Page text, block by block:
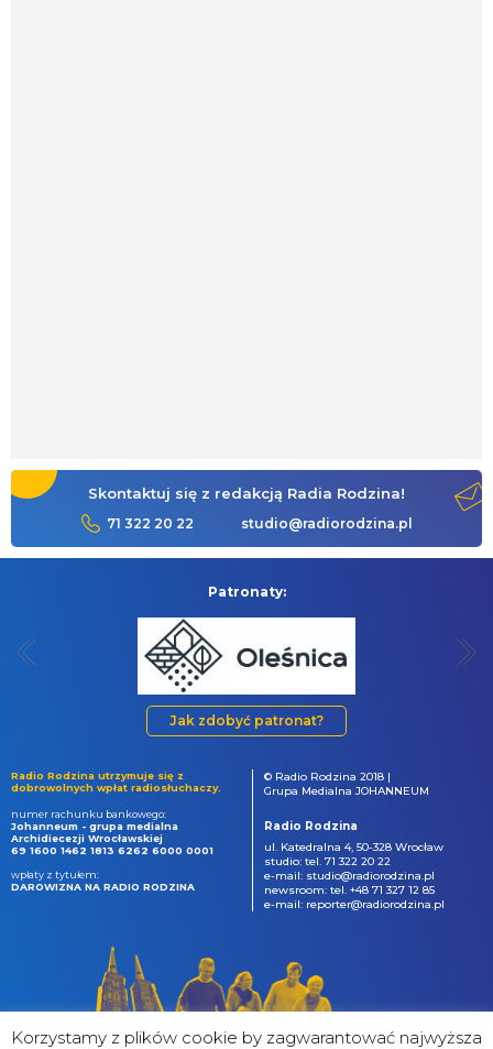
Skontaktuj się z redakcją Radia Rodzina!
71 322 20 22 studio@radiorodzina.pl
Patronaty:
Jak zdobyć patronat?
Radio Rodzina utrzymuje się z
dobrowolnych wpłat radiosłuchaczy.
numer rachunku bankowego:
Johanneum - grupa medialna
Archidiecezji Wrocławskiej
69 1600 1462 1813 6262 6000 0001
wpłaty z tytułem:
DAROWIZNA NA RADIO RODZINA
© Radio Rodzina 2018 |
Grupa Medialna JOHANNEUM
Radio Rodzina
ul. Katedralna 4, 50-328 Wrocław
studio: tel. 71 322 20 22
e-mail: studio@radiorodzina.pl
newsroom: tel. +48 71 327 12 85
e-mail: reporter@radiorodzina.pl
Korzystamy z plików cookie by zagwarantować najwyższa